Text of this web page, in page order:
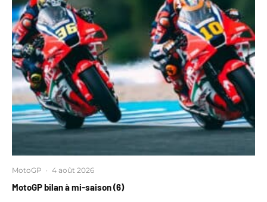
MotoGP · 4 août 2026
MotoGP bilan à mi-saison (6)